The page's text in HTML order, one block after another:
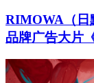
RIMOWA（日
品牌广告大片